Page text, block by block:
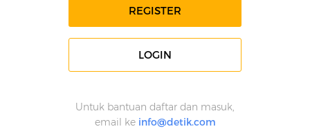
REGISTER
LOGIN
Untuk bantuan daftar dan masuk,
email ke info@detik.com